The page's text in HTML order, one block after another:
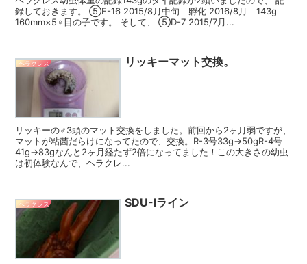
録しておきます。 ⑤E-16 2015/8月中旬 孵化 2016/8月 143g
160mm×5♀目の子です。 そして、 ⑤D-7 2015/7月...
ヘラクレス リッキーマット交換。
リッキーの♂3頭のマット交換をしました。前回から2ヶ月弱ですが、
マットが粘菌だらけになってたので、交換。R-3号33g→50gR-4号
41g→83gなんと2ヶ月経たず2倍になってました！この大きさの幼虫
は初体験なんで、ヘラクレ...
ヘラクレス SDU-Iライン